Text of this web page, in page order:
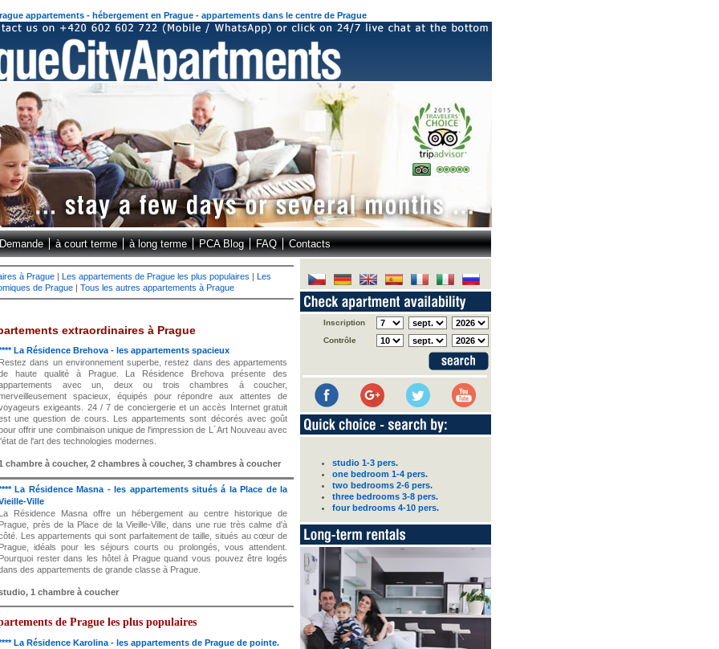
appartements - hébergement en Prague - appartements dans le centre de Prague
Demande à court terme à long terme PCA Blog FAQ Contacts
à Prague| Les appartements de Prague les plus populaires | Les
de Prague | Tous les autres appartements à Prague
extraordinaires à Prague
La Résidence Brehova - les appartements spacieux
dans un environnement superbe, restez dans des appartements
haute qualité à Prague. La Résidence Brehova présente des
avec un, deux ou trois chambres á coucher,
spacieux, équipés pour répondre aux attentes de
exigeants. 24 / 7 de conciergerie et un accès Internet gratuit
une question de cours. Les appartements sont décorés avec goût
offrir une combinaison unique de l'impression de L´Art Nouveau avec
de l'art des technologies modernes.
chambre à coucher, 2 chambres à coucher, 3 chambres à coucher
La Résidence Masna - les appartements situés á la Place de la
Ville
Résidence Masna offre un hébergement au centre historique de
près de la Place de la Vieille-Ville, dans une rue très calme d'à
Les appartements qui sont parfaitement de taille, situés au cœur de
idéals pour les séjours courts ou prolongés, vous attendent.
rester dans les hôtel à Prague quand vous pouvez être logés
des appartements de grande classe à Prague.
1 chambre à coucher
de Prague les plus populaires
La Résidence Karolina - les appartements de Prague de pointe.
Inscription
Contrôle
studio 1-3 pers.
one bedroom 1-4 pers.
two bedrooms 2-6 pers.
three bedrooms 3-8 pers.
four bedrooms 4-10 pers.